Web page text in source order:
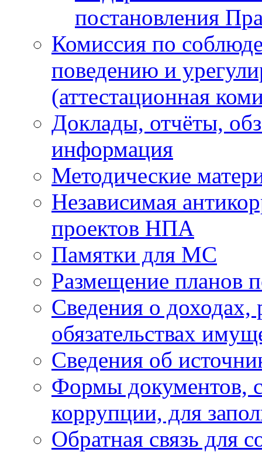
постановления
Комиссия по
поведению и
(аттестационная
Доклады, отчёты,
информация
Методические
Независимая
проектов НПА
Памятки для МС
Размещение планов
Сведения о доходах,
обязательствах
Сведения об
Формы документов,
коррупции, для
Обратная связь для